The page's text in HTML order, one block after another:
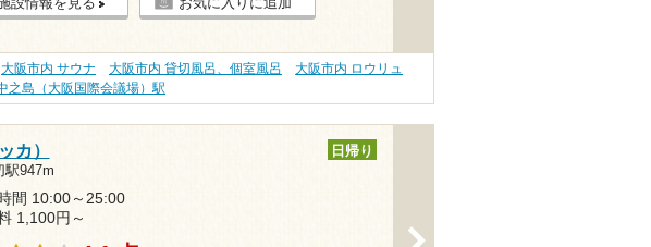
大阪市内 サウナ 大阪市内 貸切風呂、個室風呂
大阪市内 ロウリュ
之島（大阪国際会議場）駅
カ）
駅947m
日帰り
間 10:00～25:00
1,100円～